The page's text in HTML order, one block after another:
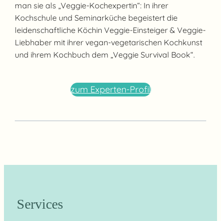
man sie als „Veggie-Kochexpertin“: In ihrer
Kochschule und Seminarküche begeistert die
leidenschaftliche Köchin Veggie-Einsteiger & Veggie-
Liebhaber mit ihrer vegan-vegetarischen Kochkunst
und ihrem Kochbuch dem „Veggie Survival Book“.
zum Experten-Profil
Services